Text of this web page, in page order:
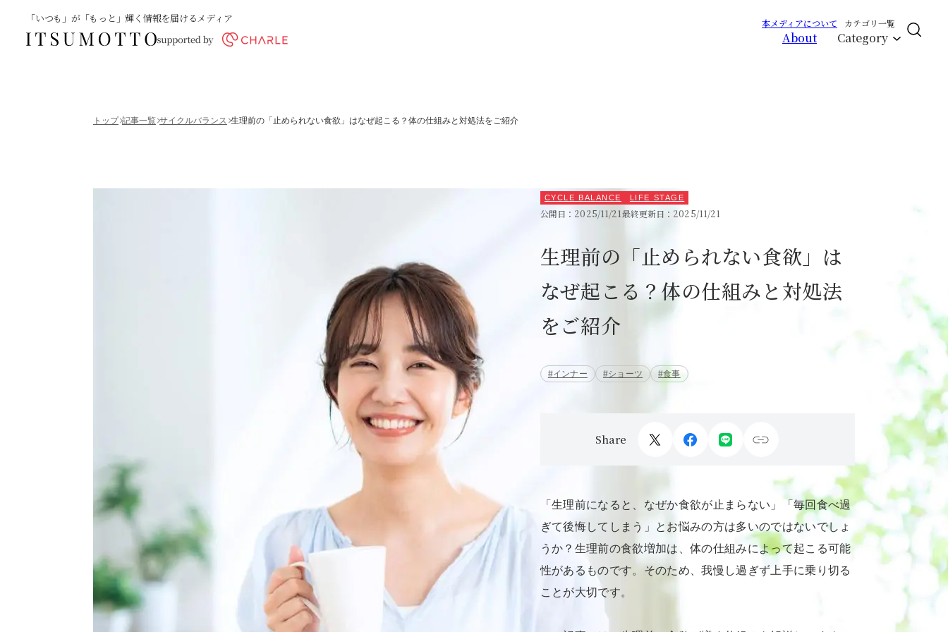
「いつも」が「もっと」輝く情報を届けるメディア 本メディアについて
About
カテゴリ一覧
Category
トップ 記事一覧 サイクルバランス 生理前の「止められない食欲」はなぜ起こる？体の仕組みと対処法をご紹介
CYCLE BALANCE LIFE STAGE
公開日：2025/11/21最終更新日：2025/11/21
生理前の「止められない食欲」は
なぜ起こる？体の仕組みと対処法
をご紹介
#インナー #ショーツ #食事
Share
「生理前になると、なぜか食欲が止まらない」「毎回食べ過
ぎて後悔してしまう」とお悩みの方は多いのではないでしょ
うか？生理前の食欲増加は、体の仕組みによって起こる可能
性があるものです。そのため、我慢し過ぎず上手に乗り切る
ことが大切です。